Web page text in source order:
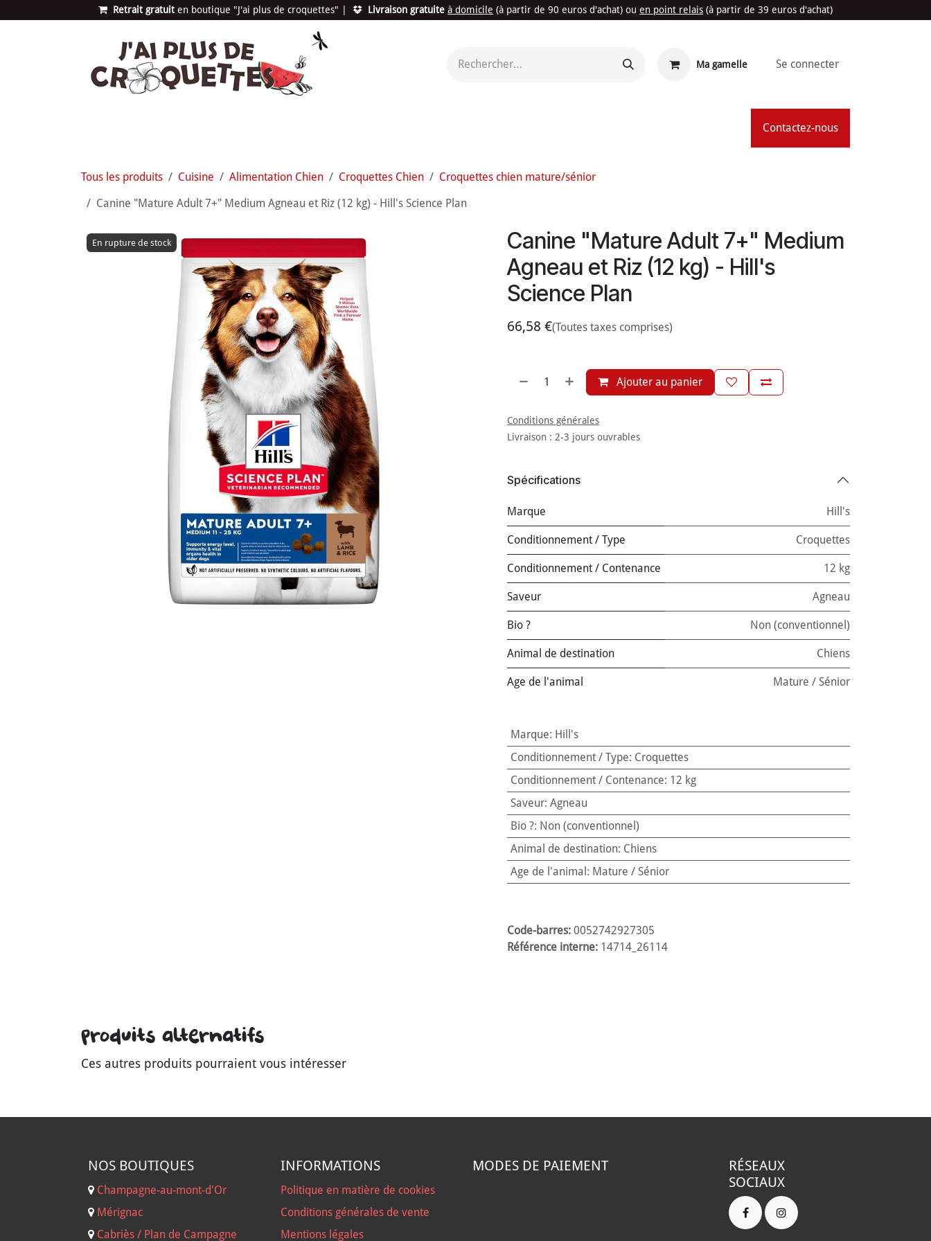
Se rendre au contenu Retrait gratuit en bou​​​​​​tique "J'ai plus de croquettes" Livraison gratuite à domicile (à partir de 90 euros d'achat) ou en point relais (à partir de 39 euros d'achat)
Ma gamelle Se connecter
Contactez-nous
Tous les produits Cuisine Alimentation Chien Croquettes Chien
Croquettes chien mature/sénior
Canine "Mature Adult 7+" Medium Agneau et Riz (12 kg) - Hill's Science Plan
En rupture de stock
Canine "Mature Adult 7+" Medium
Agneau et Riz (12 kg) - Hill's
Science Plan
66,58 €(Toutes taxes comprises)
Ajouter au panier
Conditions générales
Livraison : 2-3 jours ouvrables
Spécifications
Marque Hill's
Conditionnement / Type Croquettes
Conditionnement / Contenance 12 kg
Saveur Agneau
Bio ? Non (conventionnel)
Animal de destination Chiens
Age de l'animal Mature / Sénior
Marque: Hill's
Conditionnement / Type: Croquettes
Conditionnement / Contenance: 12 kg
Saveur: Agneau
Bio ?: Non (conventionnel)
Animal de destination: Chiens
Age de l'animal : Mature / Sénior
Code-barres: 0052742927305
Référence interne: 14714_26114
Produits alternatifs
Ces autres produits pourraient vous intéresser
NOS BOUTIQUES
Champagne-au-mont-d'Or
Mérignac
Cabriès / Plan de Campagne
INFORMATIONS
Politique en matière de cookies
Conditions générales de vente
Mentions légales
RÉSEAUX
SOCIAUX
MODES DE PAIEMENT